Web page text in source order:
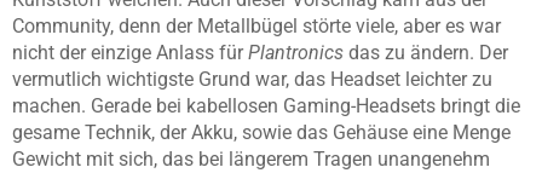
Community, denn der Metallbügel störte viele, aber es war
nicht der einzige Anlass fürPlantronics das zu ändern. Der
vermutlich wichtigste Grund war, das Headset leichter zu
machen. Gerade bei kabellosen Gaming-Headsets bringt die
gesame Technik, der Akku, sowie das Gehäuse eine Menge
Gewicht mit sich, das bei längerem Tragen unangenehm